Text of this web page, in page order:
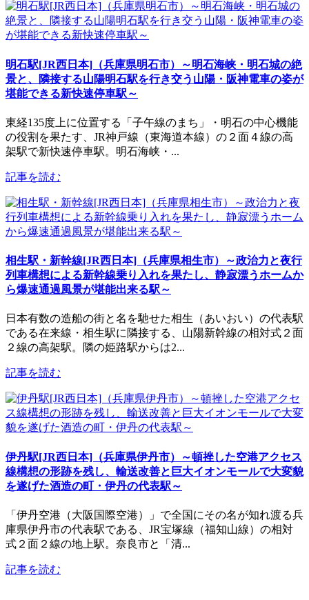
明石駅[JR西日本]（兵庫県明石市）～明石海峡・明石城の絶
景と、隣接する山陽明石駅を行き交う山陽・阪神電車の姿が
堪能できる新快速停車駅～
東経135度上に位置する「子午線のまち」・明石の中心機能
の役割を果たす、JR神戸線（東海道本線）の２面４線の高
架駅で新快速停車駅。明石海峡・...
記事を読む
相生駅・新幹線[JR西日本]（兵庫県相生市）～政治力と夜行
列車構想による新幹線乗り入れを果たし、静寂漂うホームか
ら爆速通過風景が堪能出来る駅～
日本有数の造船の街と名を馳せた相生（あいおい）の代表駅
である在来線・相生駅に隣接する、山陽新幹線の相対式２面
２線の高架駅。隣の姫路駅からは2...
記事を読む
伊丹駅[JR西日本]（兵庫県伊丹市）～頓挫した空港アクセス
線構想の形跡を残し、輸送改善と巨大イオンモールで大変貌
を遂げた酒造の町・伊丹の代表駅～
「伊丹空港（大阪国際空港）」で全国にその名が知れ渡る兵
庫県伊丹市の代表駅である、JR宝塚線（福知山線）の相対
式２面２線の地上駅。奈良市と「清...
記事を読む